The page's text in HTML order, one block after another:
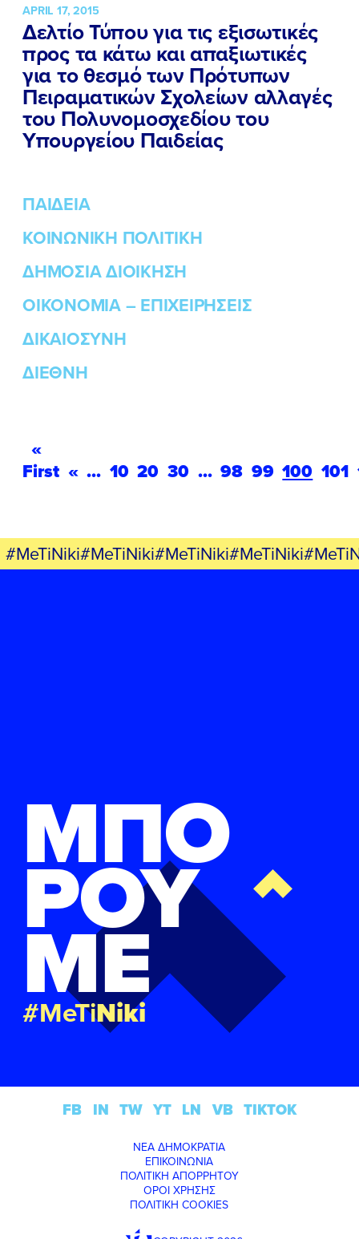
APRIL 17, 2015
Δελτίο Τύπου για τις εξισωτικές
προς τα κάτω και απαξιωτικές
για το θεσμό των Πρότυπων
Πειραματικών Σχολείων αλλαγές
του Πολυνομοσχεδίου του
Υπουργείου Παιδείας
ΠΑΙΔΕΙΑ
ΚΟΙΝΩΝΙΚΗ ΠΟΛΙΤΙΚΗ
ΔΗΜΟΣΙΑ ΔΙΟΙΚΗΣΗ
ΟΙΚΟΝΟΜΙΑ – ΕΠΙΧΕΙΡΗΣΕΙΣ
ΔΙΚΑΙΟΣΥΝΗ
ΔΙΕΘΝΗ
«
First « ... 10 20 30 ... 98 99 100 101
ΜΠΟ
ΡΟΥ
ΜΕ
#MeTiNiki
ΝΕΑ ΔΗΜΟΚΡΑΤΙΑ
ΕΠΙΚΟΙΝΩΝΙΑ
ΠΟΛΙΤΙΚΗ ΑΠΟΡΡΗΤΟΥ
ΟΡΟΙ ΧΡΗΣΗΣ
ΠΟΛΙΤΙΚΗ COOKIES
FB IN TW YT LN VB TIKTOK